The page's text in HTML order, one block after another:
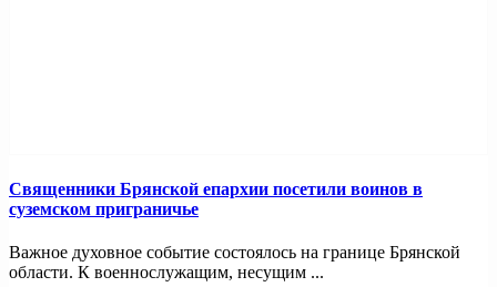
Священники Брянской епархии посетили воинов в
суземском приграничье
Важное духовное событие состоялось на границе Брянской
области. К военнослужащим, несущим ...